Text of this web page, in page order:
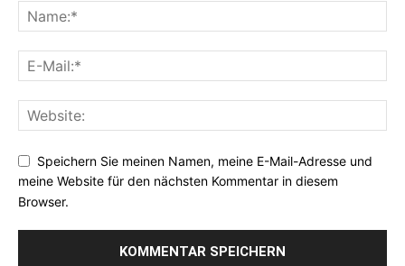
Speichern Sie meinen Namen, meine E-Mail-Adresse und
meine Website für den nächsten Kommentar in diesem
Browser.